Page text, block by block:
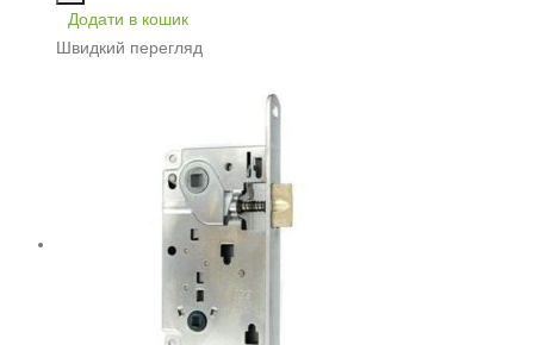
Додати в кошик
Швидкий перегляд